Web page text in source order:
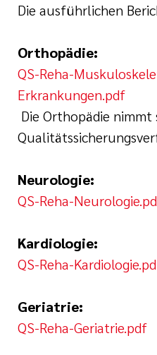
Die ausführlichen
Orthopädie:
QS-Reha-
Erkrankungen.pdf
Die Orthopädie
Neurologie:
QS-Reha-
Kardiologie:
QS-Reha-
Geriatrie:
QS-Reha-Geriatrie.pdf